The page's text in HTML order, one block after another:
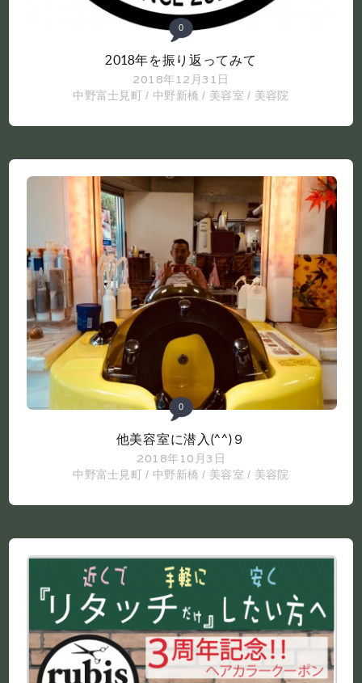
0
2018年を振り返ってみて
2018年12月31日
中野富士見町 / 中野新橋 / 美容室 / 美容院
0
他美容室に潜入(^^)９
2018年10月3日
中野富士見町 / 中野新橋 / 美容室 / 美容院